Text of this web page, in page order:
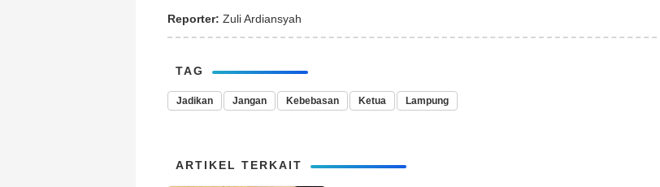
Reporter: Zuli Ardiansyah
TAG
Jadikan Jangan Kebebasan Ketua Lampung
ARTIKEL TERKAIT